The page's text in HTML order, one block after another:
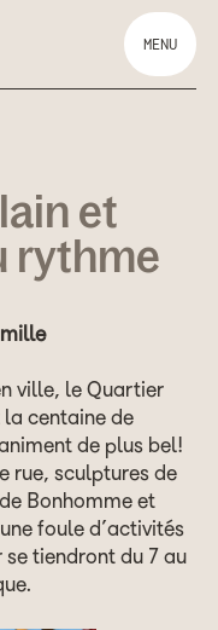
MENU
et
rythme
ville, le Quartier
centaine de
de plus bel!
rue, sculptures de
Bonhomme et
foule d’activités
tiendront du 7 au